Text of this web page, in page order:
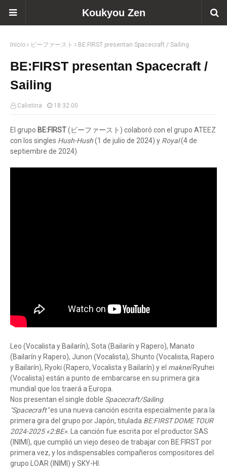
Koukyou Zen
Inicio ビーファースト BE:FIRST presentan Spacecraft / Sailing
BE:FIRST presentan Spacecraft /
Sailing
Calistina 18:32:00
El grupo BE:FIRST(ビーファースト) colaboró con el grupo ATEEZ
con los singles Hush-Hush(1 de julio de 2024) y Royal(4 de
septiembre de 2024)
Leo (Vocalista y Bailarín), Sota (Bailarín y Rapero), Manato
(Bailarín y Rapero), Junon (Vocalista), Shunto (Vocalista, Rapero
y Bailarín), Ryoki (Rapero, Vocalista y Bailarín) y el makneiRyuhei
(Vocalista) están a punto de embarcarse en su primera gira
mundial que los traerá a Europa.
Nos presentan el single doble Spacecraft/Sailing.
"Spacecraft"es una nueva canción escrita especialmente para la
primera gira del grupo por Japón, titulada BE:FIRST DOME TOUR
2024-2025 «2:BE» . La canción fue escrita por el productor SAS
(INIMI), que cumplió un viejo deseo de trabajar con BE:FIRST por
primera vez, y los indispensables compañeros compositores del
grupo LOAR (INIMI) y SKY-HI.